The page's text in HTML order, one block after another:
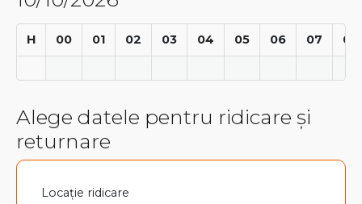
H 00 01 02 03 04 05 06 07 08
Alege datele pentru ridicare și
returnare
Locație ridicare